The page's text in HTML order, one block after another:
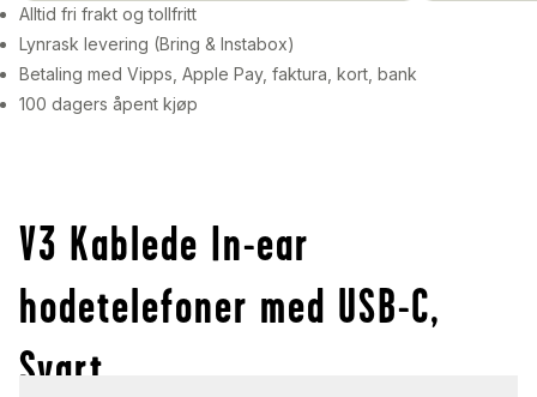
Alltid fri frakt og tollfritt
Lynrask levering (Bring & Instabox)
Betaling med Vipps, Apple Pay, faktura, kort, bank
100 dagers åpent kjøp
V3 Kablede In-ear
hodetelefoner med USB-C,
Svart